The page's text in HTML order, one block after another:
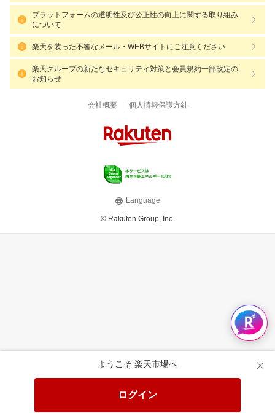
ようこそ 楽天市場へ
ログイン
プラットフォームの透明性及び公正性の向上に関する取り組み
について
楽天を装った不審なメール・WEBサイトにご注意ください
楽天グループの新たなセキュリティ対策と会員規約一部改定の
お知らせ
会社概要 | 個人情報保護方針
Language
© Rakuten Group, Inc.